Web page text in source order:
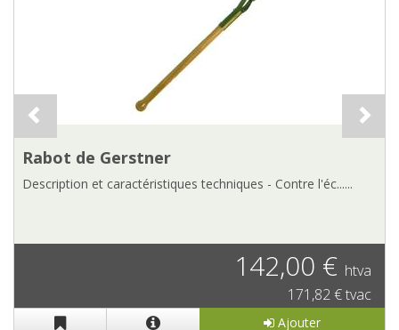
Rabot de Gerstner
Description et caractéristiques techniques - Contre l'éc......
142,00 € htva
171,82 € tvac
Ajouter